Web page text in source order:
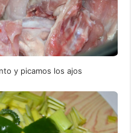
y picamos los ajos